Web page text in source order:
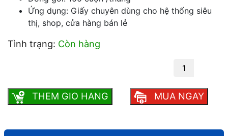
Ứng dụng: Giấy chuyên dùng cho hệ thống siêu
thị, shop, cửa hàng bán lẻ
Tình trạng: Còn hàng
THEM GIO HANG MUA NGAY